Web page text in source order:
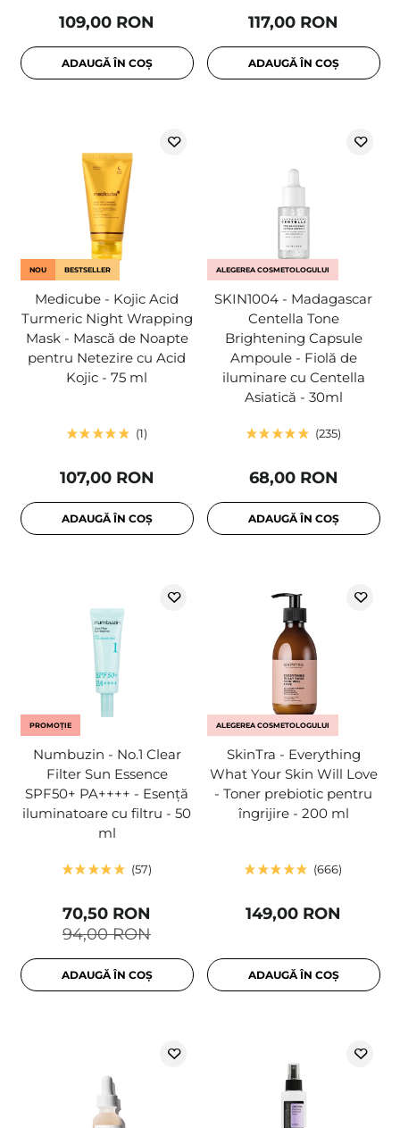
109,00 RON
ADAUGĂ ÎN COȘ
117,00 RON
ADAUGĂ ÎN COȘ
NOU BESTSELLER
Medicube - Kojic Acid
Turmeric Night Wrapping
Mask - Mască de Noapte
pentru Netezire cu Acid
Kojic - 75 ml
1
107,00 RON
ADAUGĂ ÎN COȘ
ALEGEREA COSMETOLOGULUI
SKIN1004 - Madagascar
Centella Tone
Brightening Capsule
Ampoule - Fiolă de
iluminare cu Centella
Asiatică - 30ml
235
68,00 RON
ADAUGĂ ÎN COȘ
PROMOȚIE
Numbuzin - No.1 Clear
Filter Sun Essence
SPF50+ PA++++ - Esență
iluminatoare cu filtru - 50
ml
57
94,00 RON
70,50 RON
ADAUGĂ ÎN COȘ
ALEGEREA COSMETOLOGULUI
SkinTra - Everything
What Your Skin Will Love
- Toner prebiotic pentru
îngrijire - 200 ml
666
149,00 RON
ADAUGĂ ÎN COȘ